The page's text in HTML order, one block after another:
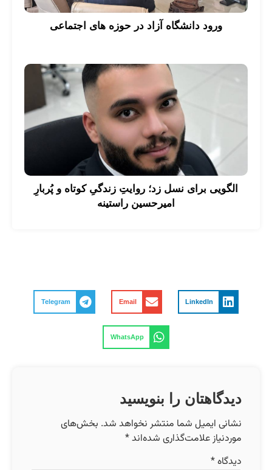
ورود دانشگاه آزاد در حوزه های اجتماعی
الگویی برای نسل زد؛ روایتِ زندگیِ کوتاه و پُربارِ
امیرحسین راستینه
LinkedIn
Email
Telegram
WhatsApp
دیدگاهتان را بنویسید
نشانی ایمیل شما منتشر نخواهد شد. بخش‌های
موردنیاز علامت‌گذاری شده‌اند*
دیدگاه*